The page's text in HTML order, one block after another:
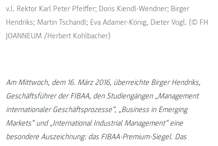
v.l. Rektor Karl Peter Pfeiffer; Doris Kiendl-Wendner; Birger
Hendriks; Martin Tschandl; Eva Adamer-König, Dieter Vogl. (© FH
JOANNEUM /Herbert Kohlbacher)
Am Mittwoch, dem 16. März 2016, überreichte Birger Hendriks,
Geschäftsführer der FIBAA, den Studiengängen „Management
internationaler Geschäftsprozesse“, „Business in Emerging
Markets“ und „International Industrial Management“ eine
besondere Auszeichnung: das FIBAA-Premium-Siegel. Das